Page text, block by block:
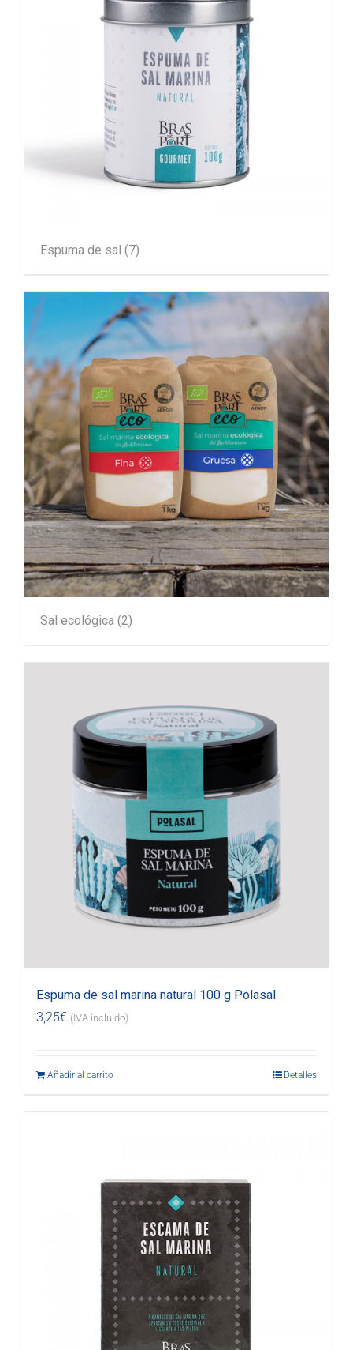
Espuma de sal (7)
Sal ecológica (2)
Espuma de sal marina natural 100 g Polasal
3,25€ (IVA incluido)
Añadir al carrito Detalles